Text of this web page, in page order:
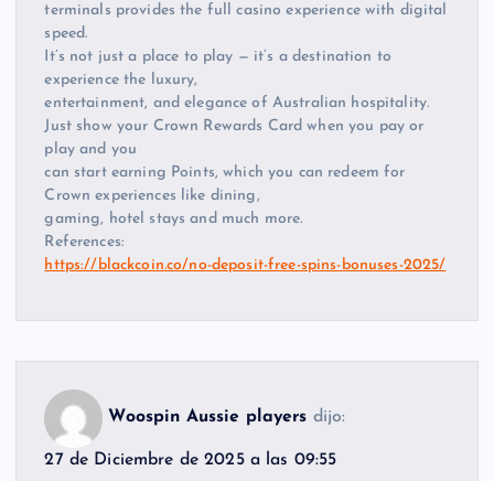
terminals provides the full casino experience with digital
speed.
It’s not just a place to play — it’s a destination to
experience the luxury,
entertainment, and elegance of Australian hospitality.
Just show your Crown Rewards Card when you pay or
play and you
can start earning Points, which you can redeem for
Crown experiences like dining,
gaming, hotel stays and much more.
References:
https://blackcoin.co/no-deposit-free-spins-bonuses-2025/
Woospin Aussie players dijo:
27 de Diciembre de 2025 a las 09:55